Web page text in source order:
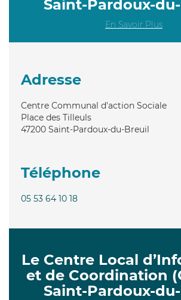
Saint-Pardoux-
En Savoir Plus
Adresse
Centre Communal d'action Sociale
Place des Tilleuls
47200 Saint-Pardoux-du-Breuil
Téléphone
05 53 64 10 18
Le Centre Local
et de Coordination
Saint-Pardoux-